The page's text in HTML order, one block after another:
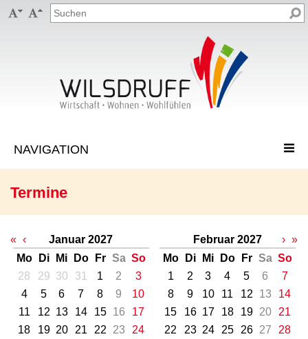
 
Termine
« ‹
Januar 2027
Mo
Di Mi Do Fr Sa So
28
29 30 31 1 2
3
4
5 6 7 8 9
10
11
12 13 14 15 16
17
18
19 20 21 22 23
24
Februar 2027
Mo
Di Mi Do Fr Sa So
1
2 3 4 5 6
7
8
9 10 11 12 13
14
15
16 17 18 19 20
21
22
23 24 25 26 27
28
› »